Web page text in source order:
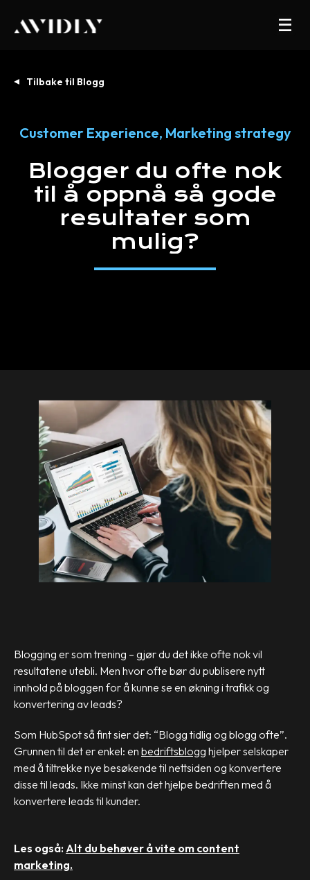
Tilbake til Blogg
Customer Experience, Marketing strategy
Blogger du ofte nok
til
å oppnå så gode
resultater som
mulig?
Blogging er som trening – gjør du det ikke ofte nok vil
resultatene utebli. Men hvor ofte bør du publisere nytt
innhold på bloggen for å kunne se en økning i trafikk og
konvertering av leads?
Som HubSpot så fint sier det: “Blogg tidlig og blogg ofte”.
Grunnen til det er enkel: en bedriftsblogg hjelper selskaper
med å tiltrekke nye besøkende til nettsiden og konvertere
disse til leads. Ikke minst kan det hjelpe bedriften med å
konvertere leads til kunder.
Les også:Alt du behøver å vite om content
marketing.